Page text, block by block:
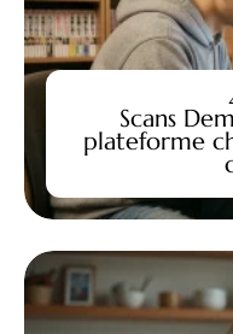
Scans
plateforme